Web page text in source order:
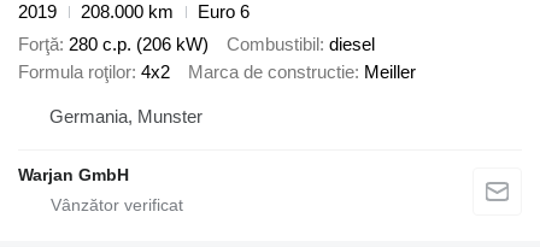
2019
208.000 km
Euro 6
Forţă 280 c.p. (206 kW) Combustibil diesel
Formula roţilor 4x2 Marca de constructie Meiller
Germania, Munster
Warjan GmbH